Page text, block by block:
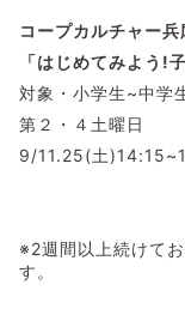
コープカルチャー兵
「はじめてみよう!
対象・小学生~中学
第２・４土曜日
9/11.25(土
※2週間以上続けて
す。